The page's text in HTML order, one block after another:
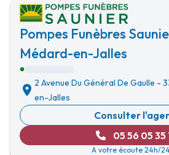
Pompes Funèbres
Médard-en-Jalles
2 Avenue Du Général De Gaulle -
en-Jalles
Consulter
05 56 05 35
A votre écoute 24h/